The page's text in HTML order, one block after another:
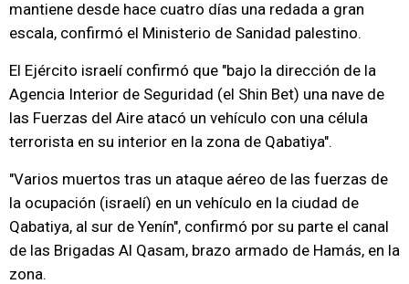
mantiene desde hace cuatro días una redada a gran
escala, confirmó el Ministerio de Sanidad palestino.
El Ejército israelí confirmó que "bajo la dirección de la
Agencia Interior de Seguridad (el Shin Bet) una nave de
las Fuerzas del Aire atacó un vehículo con una célula
terrorista en su interior en la zona de Qabatiya".
"Varios muertos tras un ataque aéreo de las fuerzas de
la ocupación (israelí) en un vehículo en la ciudad de
Qabatiya, al sur de Yenín", confirmó por su parte el canal
de las Brigadas Al Qasam, brazo armado de Hamás, en la
zona.